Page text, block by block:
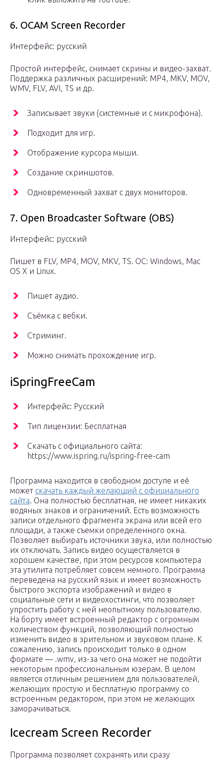
6. OCAM Screen Recorder
Интерфейс: русский
Простой интерфейс, снимает скрины и видео-захват.
Поддержка различных расширений: MP4, MKV, MOV,
WMV, FLV, AVI, TS и др.
Записывает звуки (системные и с микрофона).
Подходит для игр.
Отображение курсора мыши.
Создание скриншотов.
Одновременный захват с двух мониторов.
7. Open Broadcaster Software (OBS)
Интерфейс: русский
Пишет в FLV, MP4, MOV, MKV, TS. ОС: Windows, Mac
OS X и Linux.
Пишет аудио.
Съёмка с вебки.
Стриминг.
Можно снимать прохождение игр.
iSpringFreeCam
Интерфейс: Русский
Тип лицензии: Бесплатная
Скачать с официального сайта:
https://www.ispring.ru/ispring-free-cam
Программа находится в свободном доступе и её
может скачать каждый желающий с официального
сайта. Она полностью бесплатная, не имеет никаких
водяных знаков и ограничений. Есть возможность
записи отдельного фрагмента экрана или всей его
площади, а также съемки определенного окна.
Позволяет выбирать источники звука, или полностью
их отключать. Запись видео осуществляется в
хорошем качестве, при этом ресурсов компьютера
эта утилита потребляет совсем немного. Программа
переведена на русский язык и имеет возможность
быстрого экспорта изображений и видео в
социальные сети и видеохостинги, что позволяет
упростить работу с ней неопытному пользователю.
На борту имеет встроенный редактор с огромным
количеством функций, позволяющий полностью
изменить видео в зрительном и звуковом плане. К
сожалению, запись происходит только в одном
формате — .wmv, из-за чего она может не подойти
некоторым профессиональным юзерам. В целом
является отличным решением для пользователей,
желающих простую и бесплатную программу со
встроенным редактором, при этом не желающих
заморачиваться.
Icecream Screen Recorder
Программа позволяет сохранять или сразу